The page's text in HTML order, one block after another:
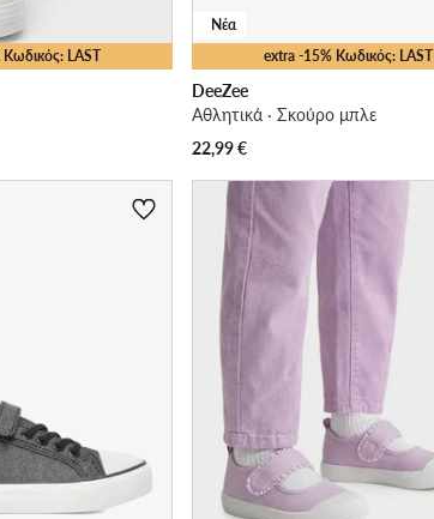
LAST extra -15% Κωδικός: LAST
Νέα
DeeZee
Αθλητικά · Σκούρο μπλε
22,99€